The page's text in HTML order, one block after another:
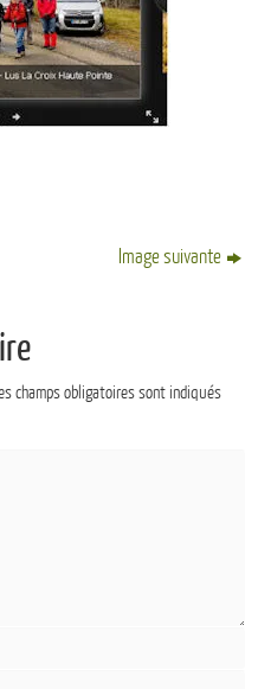
Image suivante
champs obligatoires sont indiqués